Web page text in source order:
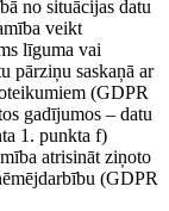
no situācijas datu
veikt
līguma vai
pārziņu saskaņā ar
(GDPR
gadījumos – datu
1. punkta f)
atrisināt ziņoto
(GDPR